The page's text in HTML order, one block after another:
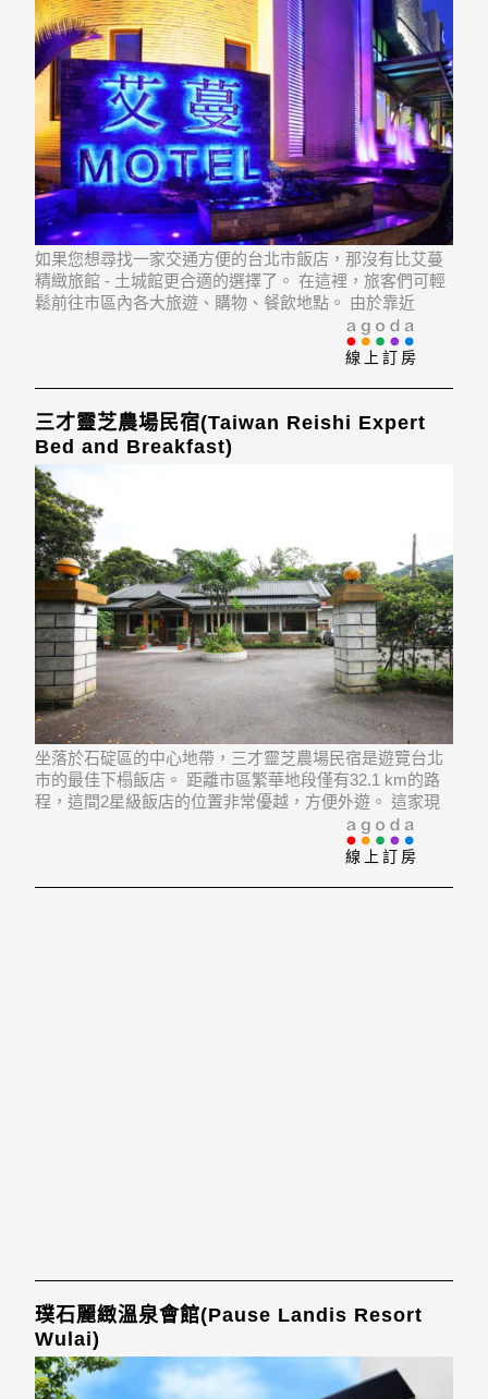
如果您想尋找一家交通方便的台北市飯店，那沒有比艾蔓
精緻旅館 - 土城館更合適的選擇了。 在這裡，旅客們可輕
鬆前往市區內各大旅遊、購物、餐飲地點。 由於靠近
Renan Hospital, En-Hua Hospital, National Taiwan
線上訂房
三才靈芝農場民宿(Taiwan Reishi Expert
Bed and Breakfast)
坐落於石碇區的中心地帶，三才靈芝農場民宿是遊覽台北
市的最佳下榻飯店。 距離市區繁華地段僅有32.1 km的路
程，這間2星級飯店的位置非常優越，方便外遊。 這家現
代化飯店比鄰Qingan Temple, Shenkeng Tofu Street, 南港
線上訂房
璞石麗緻溫泉會館(Pause Landis Resort
Wulai)